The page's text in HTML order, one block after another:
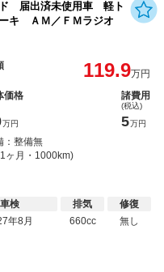
届出済未使用車 軽ト
キ ＡＭ／ＦＭラジオ
119.9万円
価格
万円
諸費用
(税込)
5万円
：整備無
ヶ月・1000km)
車検
年8月
排気
660cc
修復
無し